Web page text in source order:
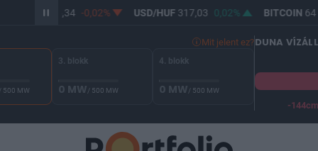
365,34 -0,02% USD/HUF317,03 0,02% BITCOIN64
Mit jelent ez?
/ 500 MW
3. blokk
0 MW/ 500 MW
4. blokk
0 MW/ 500 MW
DUNA
-144cm